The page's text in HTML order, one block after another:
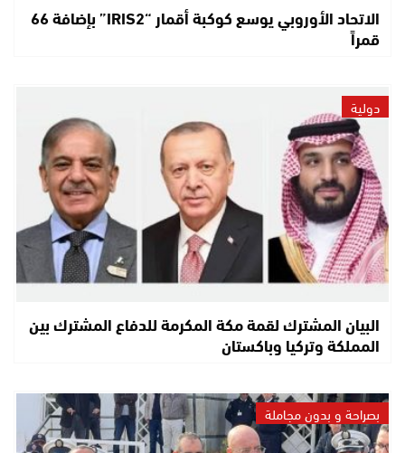
الاتحاد الأوروبي يوسع كوكبة أقمار “IRIS2” بإضافة 66
قمراً
دولية
البيان المشترك لقمة مكة المكرمة للدفاع المشترك بين
المملكة وتركيا وباكستان
بصراحة و بدون مجاملة